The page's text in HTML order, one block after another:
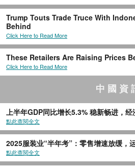
Trump Touts Trade Truce With
Behind
Click Here to Read More
These Retailers Are Raising Prices
Click Here to Read More
中 國 資
上半年GDP同比增长5.3% 稳新畅进，
點此查閱全文
2025服装业“半年考”：零售增速放缓，
點此查閱全文